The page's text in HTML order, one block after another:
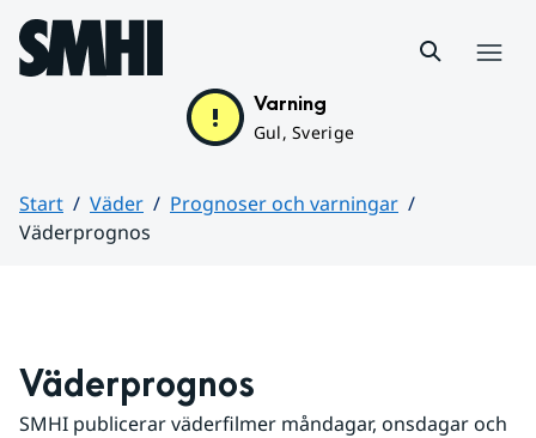
Hoppa till sidans innehåll
Varning
Gul, Sverige
Start Väder
Prognoser och varningar
Väderprognos
Väderprognos
SMHI publicerar väderfilmer måndagar, onsdagar och